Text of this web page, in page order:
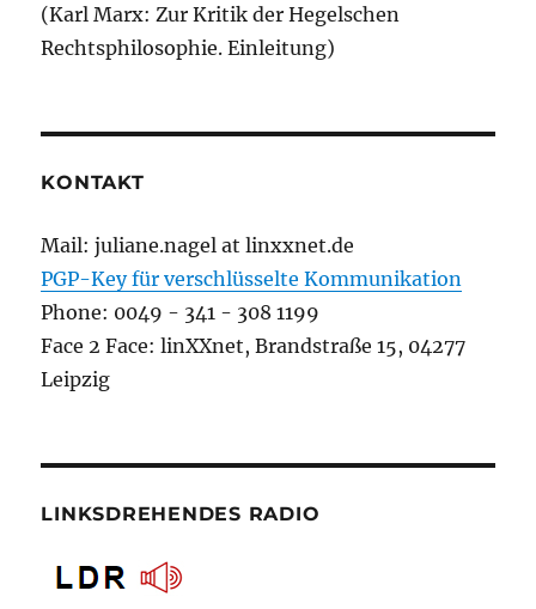
(Karl Marx: Zur Kritik der Hegelschen
Rechtsphilosophie. Einleitung)
KONTAKT
Mail: juliane.nagel at linxxnet.de
PGP-Key für verschlüsselte Kommunikation
Phone: 0049 - 341 - 308 1199
Face 2 Face: linXXnet, Brandstraße 15, 04277
Leipzig
LINKSDREHENDES RADIO